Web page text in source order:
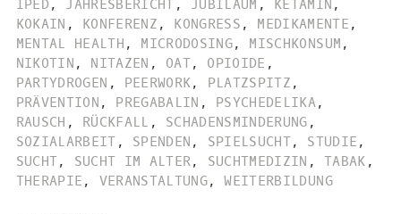
IPED , JAHRESBERICHT , JUBILÄUM , KETAMIN ,
KOKAIN , KONFERENZ , KONGRESS , MEDIKAMENTE ,
MENTAL HEALTH , MICRODOSING, MISCHKONSUM ,
NIKOTIN , NITAZEN , OAT, OPIOIDE ,
PARTYDROGEN , PEERWORK, PLATZSPITZ ,
PRÄVENTION , PREGABALIN , PSYCHEDELIKA,
RAUSCH , RÜCKFALL , SCHADENSMINDERUNG ,
SOZIALARBEIT , SPENDEN , SPIELSUCHT, STUDIE ,
SUCHT, SUCHT IM ALTER, SUCHTMEDIZIN , TABAK ,
THERAPIE , VERANSTALTUNG, WEITERBILDUNG